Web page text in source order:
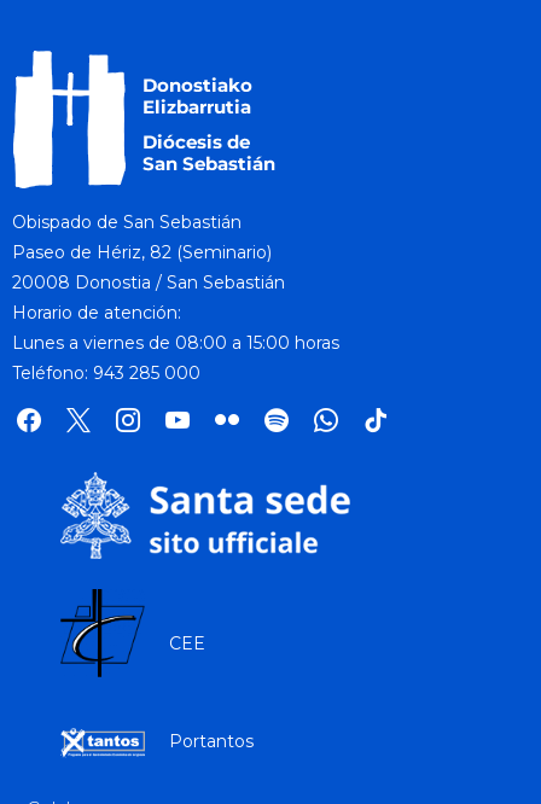
Obispado de San Sebastián
Paseo de Hériz, 82 (Seminario)
20008 Donostia / San Sebastián
Horario de atención:
Lunes a viernes de 08:00 a 15:00 horas
Teléfono: 943 285 000
facebook
x instagramyoutube
flickr spotifywhatsapp
tik
CEE
Portantos